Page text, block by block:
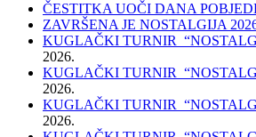
ČESTITKA UOČI DANA
ZAVRŠENA JE NOSTALGIJA
KUGLAČKI TURNIR
2026.
KUGLAČKI TURNIR
2026.
KUGLAČKI TURNIR
2026.